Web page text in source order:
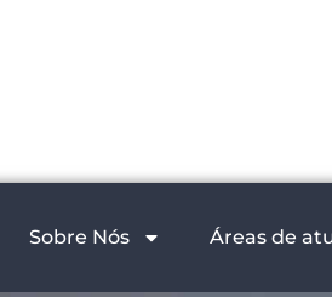
Sobre Nós Áreas de